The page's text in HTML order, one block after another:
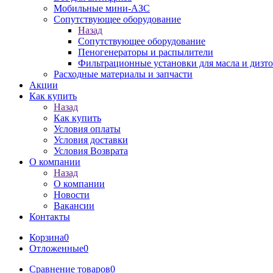
Мобильные мини-АЗС
Сопутствующее оборудование
Назад
Сопутствующее оборудование
Пеногенераторы и распылители
Фильтрационные установки для масла и
Расходные материалы и запчасти
Акции
Как купить
Назад
Как купить
Условия оплаты
Условия доставки
Условия Возврата
О компании
Назад
О компании
Новости
Вакансии
Контакты
Корзина0
Отложенные0
Сравнение товаров0